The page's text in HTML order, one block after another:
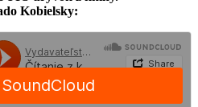
Kobielsky: